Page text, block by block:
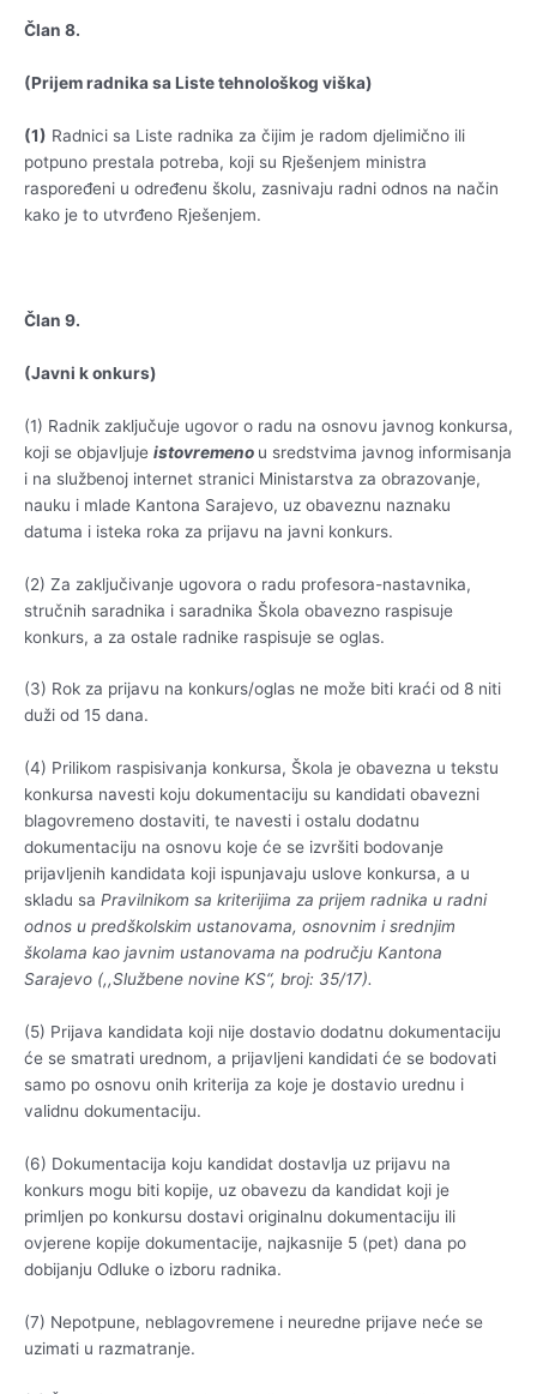
Član 8.
(Prijem radnika sa Liste tehnološkog viška)
(1) Radnici sa Liste radnika za čijim je radom djelimično ili
potpuno prestala potreba, koji su Rješenjem ministra
raspoređeni u određenu školu, zasnivaju radni odnos na način
kako je to utvrđeno Rješenjem.
Član 9.
(Javni k onkurs)
(1) Radnik zaključuje ugovor o radu na osnovu javnog konkursa,
koji se objavljuje istovremeno u sredstvima javnog informisanja
i na službenoj internet stranici Ministarstva za obrazovanje,
nauku i mlade Kantona Sarajevo, uz obaveznu naznaku
datuma i isteka roka za prijavu na javni konkurs.
(2) Za zaključivanje ugovora o radu profesora-nastavnika,
stručnih saradnika i saradnika Škola obavezno raspisuje
konkurs, a za ostale radnike raspisuje se oglas.
(3) Rok za prijavu na konkurs/oglas ne može biti kraći od 8 niti
duži od 15 dana.
(4) Prilikom raspisivanja konkursa, Škola je obavezna u tekstu
konkursa navesti koju dokumentaciju su kandidati obavezni
blagovremeno dostaviti, te navesti i ostalu dodatnu
dokumentaciju na osnovu koje će se izvršiti bodovanje
prijavljenih kandidata koji ispunjavaju uslove konkursa, a u
skladu sa Pravilnikom sa kriterijima za prijem radnika u radni
odnos u predškolskim ustanovama, osnovnim i srednjim
školama kao javnim ustanovama na području Kantona
Sarajevo (,,Službene novine KS“, broj: 35/17).
(5) Prijava kandidata koji nije dostavio dodatnu dokumentaciju
će se smatrati urednom, a prijavljeni kandidati će se bodovati
samo po osnovu onih kriterija za koje je dostavio urednu i
validnu dokumentaciju.
(6) Dokumentacija koju kandidat dostavlja uz prijavu na
konkurs mogu biti kopije, uz obavezu da kandidat koji je
primljen po konkursu dostavi originalnu dokumentaciju ili
ovjerene kopije dokumentacije, najkasnije 5 (pet) dana po
dobijanju Odluke o izboru radnika.
(7) Nepotpune, neblagovremene i neuredne prijave neće se
uzimati u razmatranje.